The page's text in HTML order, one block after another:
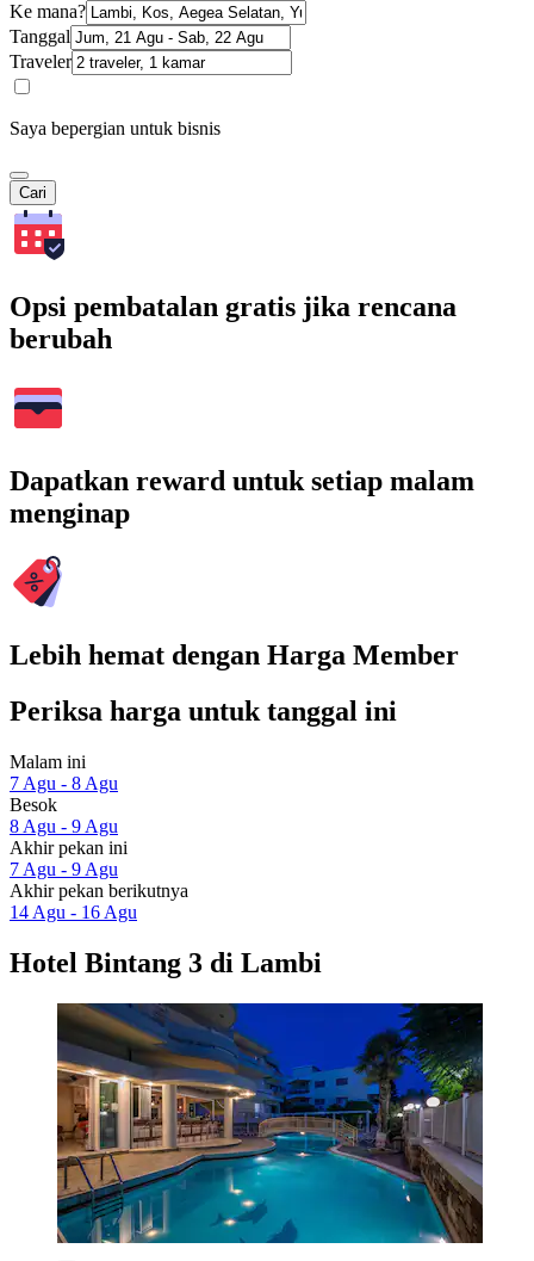
Ke mana?
Tanggal
Traveler
Saya bepergian untuk bisnis
Cari
Opsi pembatalan gratis jika rencana
berubah
Dapatkan reward untuk setiap malam
menginap
Lebih hemat dengan Harga Member
Periksa harga untuk tanggal ini
Malam ini
7 Agu - 8 Agu
Besok
8 Agu - 9 Agu
Akhir pekan ini
7 Agu - 9 Agu
Akhir pekan berikutnya
14 Agu - 16 Agu
Hotel Bintang 3 di Lambi